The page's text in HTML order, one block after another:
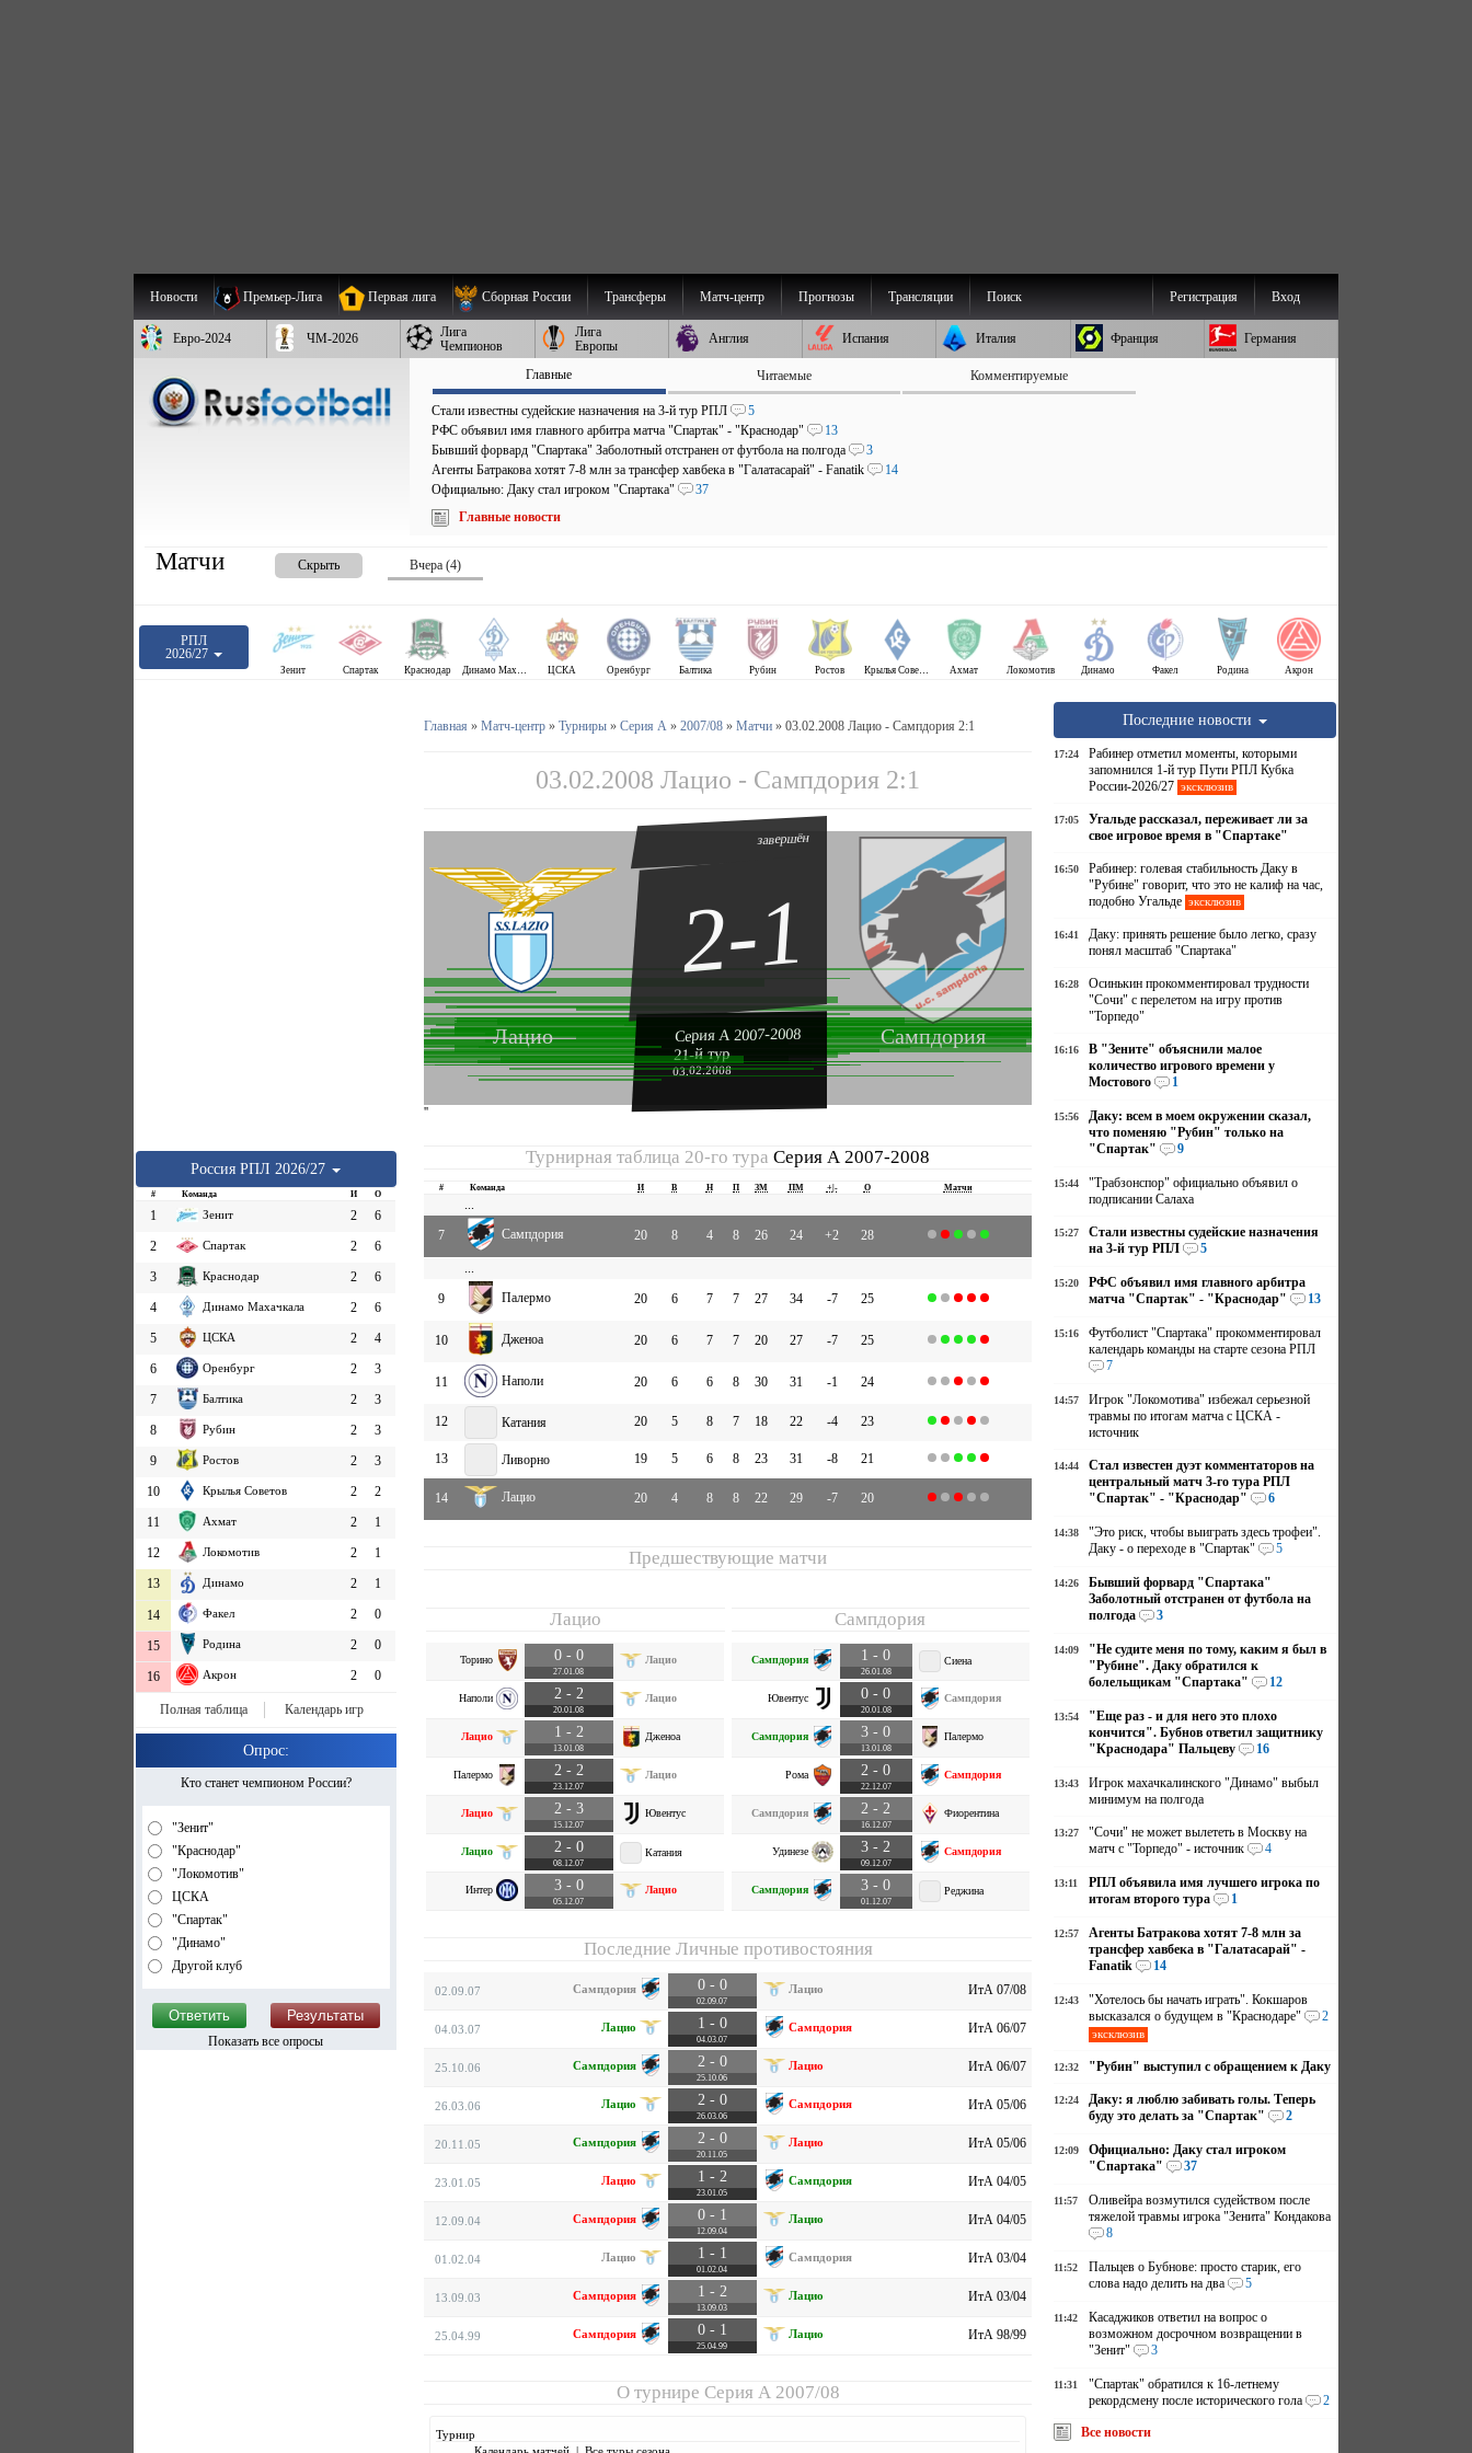
Новости Премьер-Лига Первая лига Сборная России Трансферы Матч-центр Прогнозы Трансляции Поиск Вход
Регистрация
Евро-2024 ЧМ-2026
Лига
Чемпионов
Лига
Европы
Англия Испания Италия Франция Германия
Главные Читаемые Комментируемые
Стали известны судейские назначения на 3-й тур РПЛ
5
РФС объявил имя главного арбитра матча "Спартак" - "Краснодар"
13
Бывший форвард "Спартака" Заболотный отстранен от футбола на полгода
3
Агенты Батракова хотят 7-8 млн за трансфер хавбека в "Галатасарай" - Fanatik
14
Официально: Даку стал игроком "Спартака"
37
Главные новости
Матчи Скрыть Вчера (4)
РПЛ
2026/27
Зенит Спартак Краснодар Динамо Махачкала ЦСКА Оренбург Балтика Рубин Ростов Крылья Советов Ахмат Локомотив Динамо Факел Родина Акрон
Россия РПЛ 2026/27
# Команда И О
1 Зенит 2
6
2
Спартак 2
6
3
Краснодар 2
6
4
Динамо Махачкала 2
6
5
ЦСКА 2
4
6
Оренбург 2
3
7
Балтика 2
3
8
Рубин 2
3
9
Ростов 2
3
10
Крылья Советов 2
2
11
Ахмат 2
1
12
Локомотив 2
1
13
Динамо 2 1
14 Факел 2 0
15 Родина 2 0
16 Акрон 2 0
Полная таблица Календарь игр
Опрос:
Кто станет чемпионом России?
"Зенит"
"Краснодар"
"Локомотив"
ЦСКА
"Спартак"
"Динамо"
Другой клуб
Показать все опросы
Главная » Матч-центр» Турниры» Серия А» 2007/08» Матчи» 03.02.2008 Лацио - Сампдория 2:1
03.02.2008 Лацио - Сампдория 2:1
Лацио Сампдория
завершён
2-1
Серия А 2007-2008
21-й тур
03.02.2008
''
Турнирная таблица 20-го тураСерия А 2007-2008
# Команда И В Н П ЗМ ПМ +|- О Матчи
...
7
Сампдория 20 8 4 8 26 24 +2 28
...
9
Палермо 20 6 7 7 27 34 -7 25
10 Дженоа 20 6 7 7 20 27 -7 25
11 Наполи 20 6 6 8 30 31 -1 24
12 Катания 20 5 8 7 18 22 -4 23
13 Ливорно 19 5 6 8 23 31 -8 21
14 Лацио 20 4 8 8 22 29 -7 20
Предшествующие матчи
Лацио
Торино 0 - 0
27.01.08
Лацио
Наполи 2 - 2
20.01.08
Лацио
Лацио 1 - 2
13.01.08
Дженоа
Палермо 2 - 2
23.12.07
Лацио
Лацио 2 - 3
15.12.07
Ювентус
Лацио 2 - 0
08.12.07
Катания
Интер 3 - 0
05.12.07
Лацио
Сампдория
Сампдория 1 - 0
26.01.08
Сиена
Ювентус 0 - 0
20.01.08
Сампдория
Сампдория 3 - 0
13.01.08
Палермо
Рома 2 - 0
22.12.07
Сампдория
Сампдория 2 - 2
16.12.07
Фиорентина
Удинезе 3 - 2
09.12.07
Сампдория
Сампдория 3 - 0
01.12.07
Реджина
Последние Личные противостояния
02.09.07 Сампдория 0 - 0
02.09.07
Лацио ИтА 07/08
04.03.07 Лацио 1 - 0
04.03.07
Сампдория ИтА 06/07
25.10.06 Сампдория 2 - 0
25.10.06
Лацио ИтА 06/07
26.03.06 Лацио 2 - 0
26.03.06
Сампдория ИтА 05/06
20.11.05 Сампдория 2 - 0
20.11.05
Лацио ИтА 05/06
23.01.05 Лацио 1 - 2
23.01.05
Сампдория ИтА 04/05
12.09.04 Сампдория 0 - 1
12.09.04
Лацио ИтА 04/05
01.02.04 Лацио 1 - 1
01.02.04
Сампдория ИтА 03/04
13.09.03 Сампдория 1 - 2
13.09.03
Лацио ИтА 03/04
25.04.99 Сампдория 0 - 1
25.04.99
Лацио ИтА 98/99
О турнире Серия А 2007/08
Турнир
Последние новости
17:24
Рабинер отметил моменты, которыми
запомнился 1-й тур Пути РПЛ Кубка
России-2026/27 эксклюзив
17:05
Угальде рассказал, переживает ли за
свое игровое время в "Спартаке"
16:50
Рабинер: голевая стабильность Даку в
"Рубине" говорит, что это не калиф на час,
подобно Угальде эксклюзив
16:41
Даку: принять решение было легко, сразу
понял масштаб "Спартака"
16:28
Осинькин прокомментировал трудности
"Сочи" с перелетом на игру против
"Торпедо"
16:16
В "Зените" объяснили малое
количество игрового времени у
Мостового
1
15:56
Даку: всем в моем окружении сказал,
что поменяю "Рубин" только на
"Спартак"
9
15:44
"Трабзонспор" официально объявил о
подписании Салаха
15:27
Стали известны судейские назначения
на 3-й тур РПЛ
5
15:20
РФС объявил имя главного арбитра
матча "Спартак" - "Краснодар"
13
15:16
Футболист "Спартака" прокомментировал
календарь команды на старте сезона РПЛ
7
14:57
Игрок "Локомотива" избежал серьезной
травмы по итогам матча с ЦСКА -
источник
14:44
Стал известен дуэт комментаторов на
центральный матч 3-го тура РПЛ
"Спартак" - "Краснодар"
6
14:38
"Это риск, чтобы выиграть здесь трофеи".
Даку - о переходе в "Спартак"
5
14:26
Бывший форвард "Спартака"
Заболотный отстранен от футбола на
полгода
3
14:09
"Не судите меня по тому, каким я был в
"Рубине". Даку обратился к
болельщикам "Спартака"
12
13:54
"Еще раз - и для него это плохо
кончится". Бубнов ответил защитнику
"Краснодара" Пальцеву
16
13:43
Игрок махачкалинского "Динамо" выбыл
минимум на полгода
13:27
"Сочи" не может вылететь в Москву на
матч с "Торпедо" - источник
4
13:11
РПЛ объявила имя лучшего игрока по
итогам второго тура
1
12:57
Агенты Батракова хотят 7-8 млн за
трансфер хавбека в "Галатасарай" -
Fanatik
14
12:43
"Хотелось бы начать играть". Кокшаров
высказался о будущем в "Краснодаре"
2
эксклюзив
12:32 "Рубин" выступил с обращением к Даку
12:24
Даку: я люблю забивать голы. Теперь
буду это делать за "Спартак"
2
12:09
Официально: Даку стал игроком
"Спартака"
37
11:57
Оливейра возмутился судейством после
тяжелой травмы игрока "Зенита" Кондакова
8
11:52
Пальцев о Бубнове: просто старик, его
слова надо делить на два
5
11:42
Касаджиков ответил на вопрос о
возможном досрочном возвращении в
"Зенит"
3
11:31
"Спартак" обратился к 16-летнему
рекордсмену после исторического гола
2
Все новости